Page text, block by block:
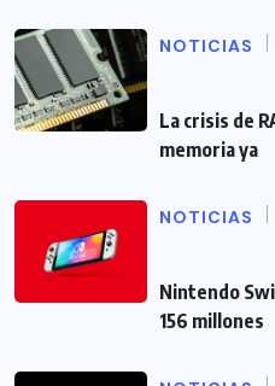
NOTICIAS
La crisis de
memoria ya
NOTICIAS
Nintendo
156 millones